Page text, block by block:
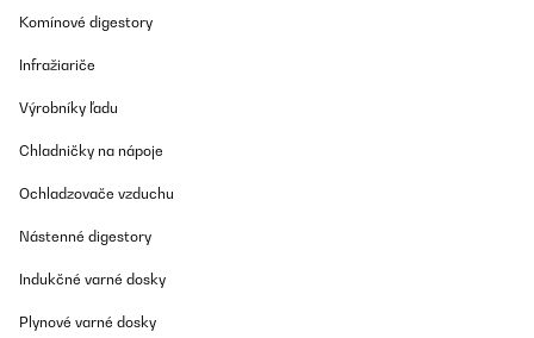
Komínové digestory
Infražiariče
Výrobníky ľadu
Chladničky na nápoje
Ochladzovače vzduchu
Nástenné digestory
Indukčné varné dosky
Plynové varné dosky